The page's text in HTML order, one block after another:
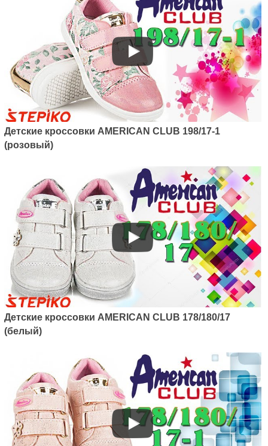
Артикул: 124/22
Детские кроссовки American
club 124/22 (голубой)
1040грн.
Артикул: 137/22-1
Детские кроссовки с LED
подсветкою American club
Детские кроссовки AMERICAN CLUB 198/17-1
(розовый)
Детские кроссовки AMERICAN CLUB 178/180/17
(белый)